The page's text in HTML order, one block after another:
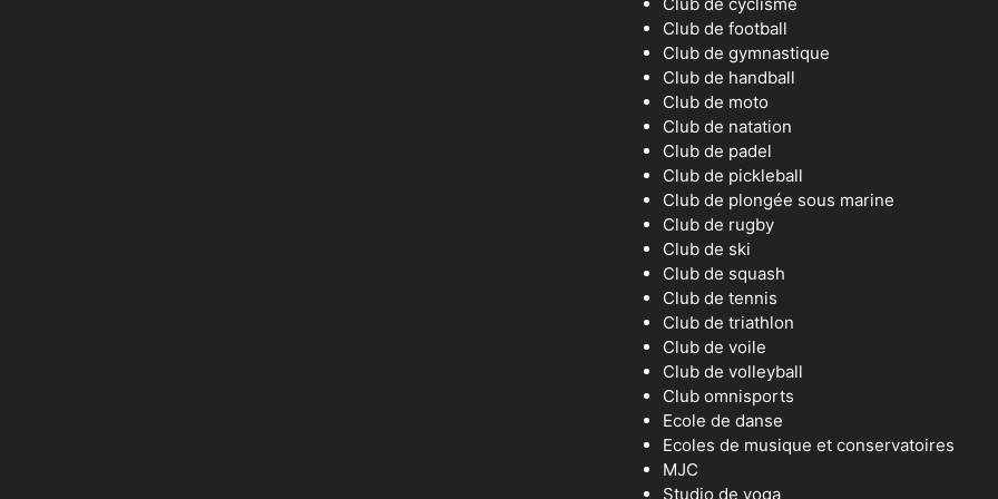
Club de football
Club de gymnastique
Club de handball
Club de moto
Club de natation
Club de padel
Club de pickleball
Club de plongée sous marine
Club de rugby
Club de ski
Club de squash
Club de tennis
Club de triathlon
Club de voile
Club de volleyball
Club omnisports
Ecole de danse
Ecoles de musique et conservatoires
MJC
Studio de yoga